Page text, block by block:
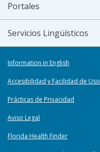
Portales
Servicios Lingüísticos
Information in English
Accesibilidad y Facilidad de Uso
Prácticas de Privacidad
Aviso Legal
Florida Health Finder